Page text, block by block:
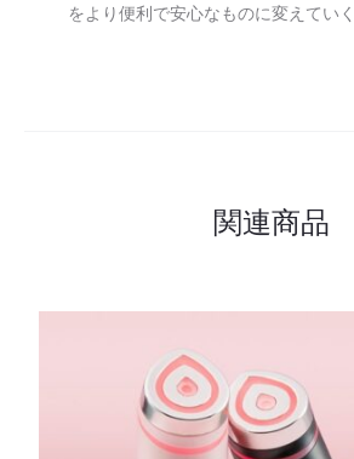
をより便利で安心なものに変えてい
関連商品